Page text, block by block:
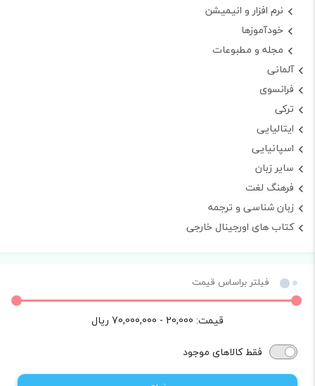
نرم افزار و انیمیشن
خودآموزها
مجله و مطبوعات
آلمانی
فرانسوی
ترکی
ایتالیایی
اسپانیایی
سایر زبان
فرهنگ لغت
زبان شناسی و ترجمه
کتاب های اورجینال خارجی
فیلتر براساس قیمت
قیمت: 20,000 - 70,000,000
ریال
فقط کالاهای موجود